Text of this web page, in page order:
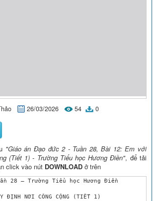
26/03/2026 54 0
"Giáo án Đạo đức 2 - Tuần 28, Bài 12: Em với
(Tiết 1) - Trường Tiểu học Hương Điền", để tải
click vào nút DOWNLOAD ở trên
28 – Trường Tiểu học Hương Điền
ĐỊNH NƠI CÔNG CỘNG (TIẾT 1)